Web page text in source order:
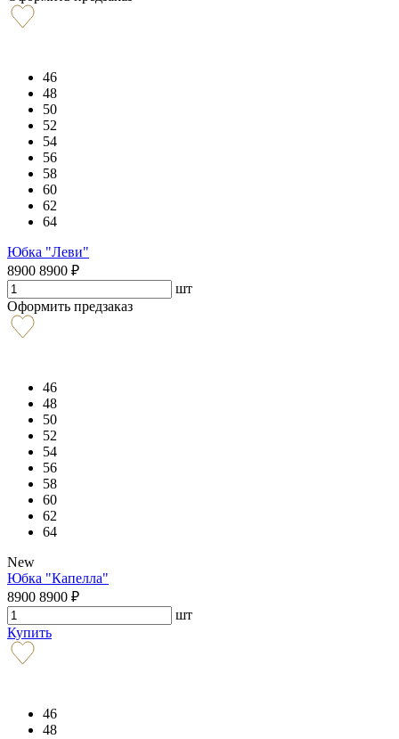
46
48
50
52
54
56
58
60
62
64
Юбка "Леви"
8900 8900 ₽
шт
Оформить предзаказ
46
48
50
52
54
56
58
60
62
64
New
Юбка "Капелла"
8900 8900 ₽
шт
Купить
46
48